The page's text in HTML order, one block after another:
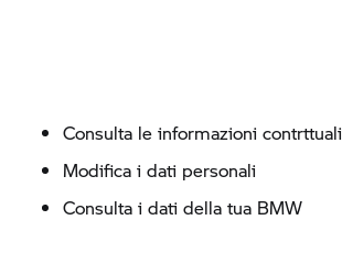
Consulta le informazioni contrttuali
Modifica i dati personali
Consulta i dati della tua BMW